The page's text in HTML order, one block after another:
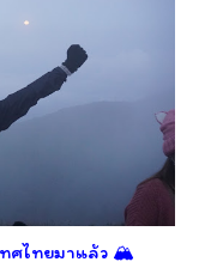
ศไทยมาแล้ว 🏔️